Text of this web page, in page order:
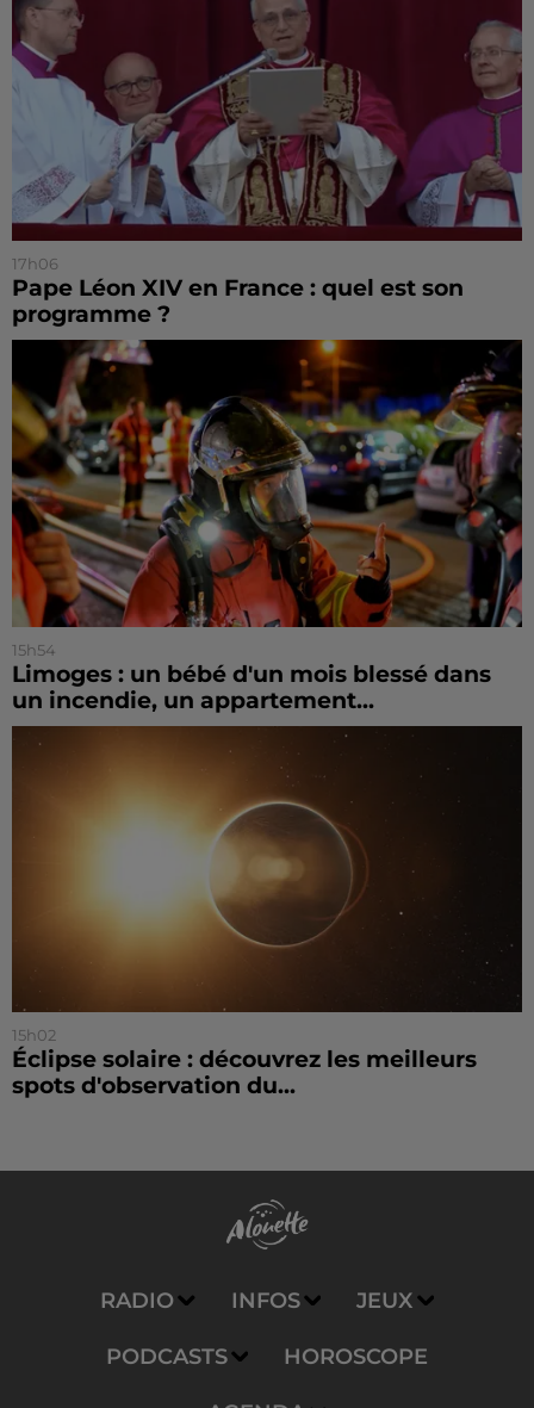
17h06
Pape Léon XIV en France : quel est son
programme ?
15h54
Limoges : un bébé d'un mois blessé dans
un incendie, un appartement...
15h02
Éclipse solaire : découvrez les meilleurs
spots d'observation du...
RADIO INFOS JEUX
PODCASTS HOROSCOPE